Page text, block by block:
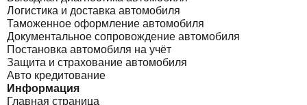
Логистика и доставка автомобиля
Таможенное оформление автомобиля
Документальное сопровождение автомобиля
Постановка автомобиля на учёт
Защита и страхование автомобиля
Авто кредитование
Информация
Главная страница